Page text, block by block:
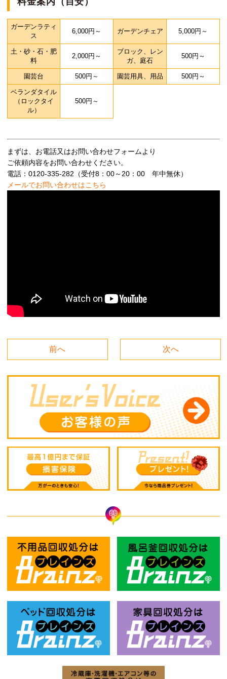
ガーデンラティ
ス
6,000円～ ガーデンチェア 5,000円～
土・砂・石・肥
料
2,000円～
ブロック、レン
ガ、庭石
500円～
園芸台 500円～ 園芸用具、用品 500円～
ベランダタイル
（ロックタイ
ル）
500円～
まずは、お電話又はお問い合わせフォームより
ご依頼内容をお問い合わせください。
電話：0120-335-282（受付8：00～20：00 年中無休）
メールでお問い合わせはこちら
前へ 次へ